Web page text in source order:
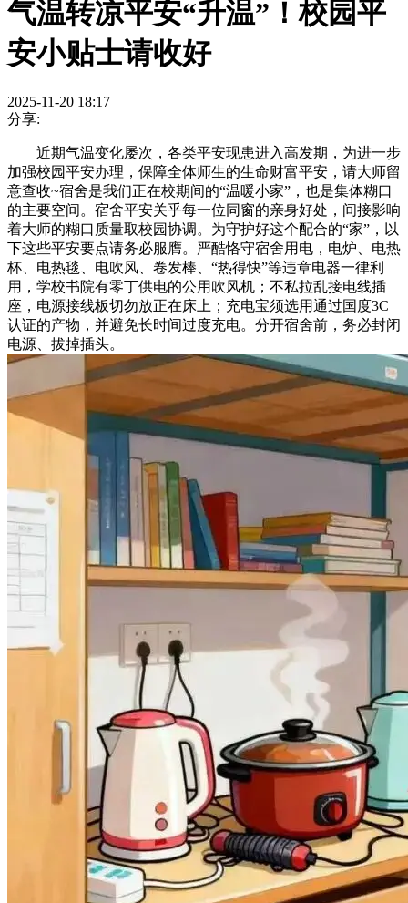
气温转凉平安“升温”！校园平
安小贴士请收好
2025-11-20 18:17
分享:
近期气温变化屡次，各类平安现患进入高发期，为进一步
加强校园平安办理，保障全体师生的生命财富平安，请大师留
意查收~宿舍是我们正在校期间的“温暖小家”，也是集体糊口
的主要空间。宿舍平安关乎每一位同窗的亲身好处，间接影响
着大师的糊口质量取校园协调。为守护好这个配合的“家”，以
下这些平安要点请务必服膺。严酷恪守宿舍用电，电炉、电热
杯、电热毯、电吹风、卷发棒、“热得快”等违章电器一律利
用，学校书院有零丁供电的公用吹风机；不私拉乱接电线插
座，电源接线板切勿放正在床上；充电宝须选用通过国度3C
认证的产物，并避免长时间过度充电。分开宿舍前，务必封闭
电源、拔掉插头。